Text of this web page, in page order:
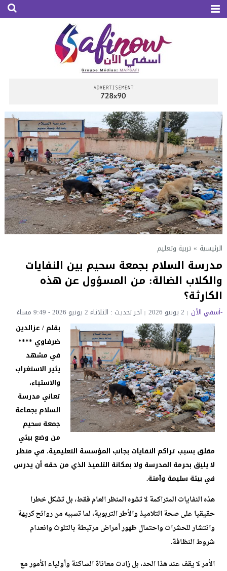
الرئيسية » تربية وتعليم
مدرسة السلام بجمعة سحيم بين النفايات
والكلاب الضالة: من المسؤول عن هذه
الكارثة؟
-أسفي الأن 2 يونيو 2026
آخر تحديث : الثلاثاء 2 يونيو 2026 - 9:49 مساءً
بقلم / عزالدين
ضرفاوي ****
في مشهد
يثير الاستغراب
والاستياء،
تعاني مدرسة
السلام بجماعة
جمعة سحيم
من وضع بيئي
مقلق بسبب تراكم النفايات بجانب المؤسسة التعليمية، في منظر
لا يليق بحرمة المدرسة ولا بمكانة التلميذ الذي من حقه أن يدرس
في بيئة سليمة وآمنة.
هذه النفايات المتراكمة لا تشوه المنظر العام فقط، بل تشكل خطرا
حقيقيا على صحة التلاميذ والأطر التربوية، لما تسببه من روائح كريهة
وانتشار للحشرات واحتمال ظهور أمراض مرتبطة بالتلوث وانعدام
شروط النظافة.
الأمر لا يقف عند هذا الحد، بل زادت معاناة الساكنة وأولياء الأمور مع